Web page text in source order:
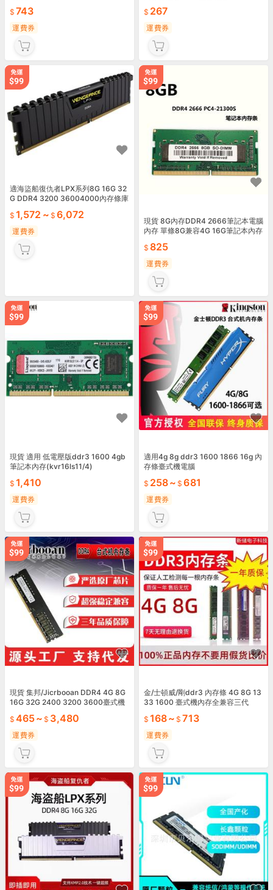
743
運費券
267
運費券
適海盜船復仇者LPX系列8G 16G 32
G DDR4 3200 36004000內存條庫
1,572 ~ 6,072
運費券
現貨 8G內存DDR4 2666筆記本電腦
內存 單條8G兼容4G 16G筆記本內存
825
運費券
現貨 適用 低電壓版ddr3 1600 4gb
筆記本內存(kvr16ls11/4)
1,410
運費券
適用4g 8g ddr3 1600 1866 16g 內
存條臺式機電腦
258~ 681
運費券
現貨 集邦/Jicrbooan DDR4 4G 8G
16G 32G 2400 3200 3600臺式機
465~ 3,480
運費券
金/士頓威/剛ddr3 內存條 4G 8G 13
33 1600 臺式機內存全兼容三代
168~ 713
運費券